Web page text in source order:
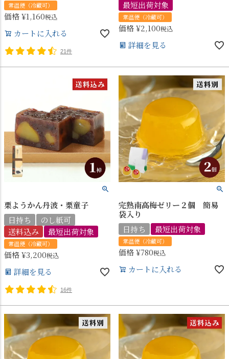
常温便（冷蔵可）
価格¥1,160税込
カートに入れる
21件
最短出荷対象
常温便（冷蔵可）
価格¥2,100税込
詳細を見る
栗ようかん丹波・栗童子
日持ち
のし紙可
送料込み
最短出荷対象
常温便（冷蔵可）
価格¥3,200税込
詳細を見る
16件
完熟南高梅ゼリー２個 簡易
袋入り
日持ち
最短出荷対象
常温便（冷蔵可）
価格¥780税込
カートに入れる